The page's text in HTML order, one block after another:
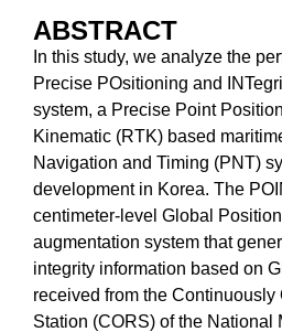
ABSTRACT
In this study, we analyze the
Precise POsitioning and
system, a Precise Point
Kinematic (RTK) based
Navigation and Timing (PNT)
development in Korea. The
centimeter-level Global
augmentation system that
integrity information based on
received from the
Station (CORS) of the National